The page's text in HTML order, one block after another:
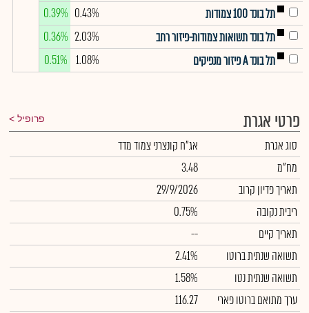
תל בונד 100 צמודות
0.43%
0.39%
תל בונד תשואות צמודות-פיזור רחב
2.03%
0.36%
תל בונד A פיזור מנפיקים
1.08%
0.51%
פרטי אגרת פרופיל
סוג אגרת
אג"ח קונצרני צמוד מדד
מח"מ
3.48
תאריך פדיון קרוב
29/9/2026
ריבית נקובה
0.75%
תאריך קיים
--
תשואה שנתית ברוטו
2.41%
תשואה שנתית נטו
1.58%
ערך מתואם ברוטו פארי
116.27